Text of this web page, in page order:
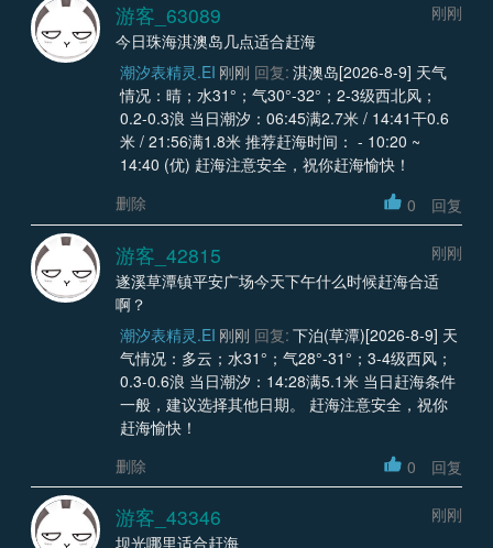
游客_63089
刚刚
今日珠海淇澳岛几点适合赶海
潮汐表精灵.EI 刚刚 回复: 淇澳岛[2026-8-9] 天气
情况：晴；水31°；气30°-32°；2-3级西北风；
0.2-0.3浪 当日潮汐：06:45满2.7米 / 14:41干0.6
米 / 21:56满1.8米 推荐赶海时间： - 10:20 ~
14:40 (优) 赶海注意安全，祝你赶海愉快！
删除
0 回复
游客_42815
刚刚
遂溪草潭镇平安广场今天下午什么时候赶海合适
啊？
潮汐表精灵.EI 刚刚 回复: 下泊(草潭)[2026-8-9] 天
气情况：多云；水31°；气28°-31°；3-4级西风；
0.3-0.6浪 当日潮汐：14:28满5.1米 当日赶海条件
一般，建议选择其他日期。 赶海注意安全，祝你
赶海愉快！
删除
0 回复
游客_43346
刚刚
坝光哪里适合赶海